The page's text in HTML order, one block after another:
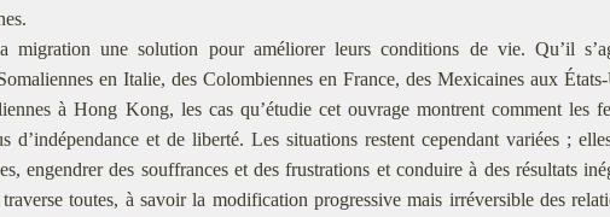
migration une solution pour améliorer leurs conditions de vie. Qu’il
en Italie, des Colombiennes en France, des Mexicaines aux
à Hong Kong, les cas qu’étudie cet ouvrage montrent comment les
d’indépendance et de liberté. Les situations restent cependant variées ;
engendrer des souffrances et des frustrations et conduire à des résultats
toutes, à savoir la modification progressive mais irréversible des